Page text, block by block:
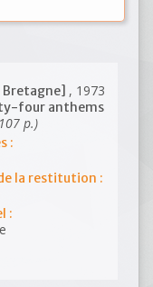
Bretagne] , 1973
four anthems
p.)
:
la restitution :
: